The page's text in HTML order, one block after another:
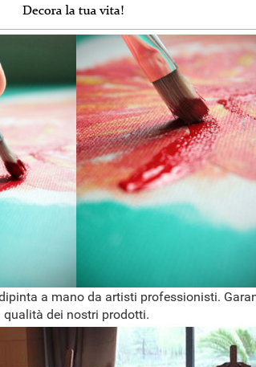
a mano da artisti professionisti.
qualità dei nostri prodotti.